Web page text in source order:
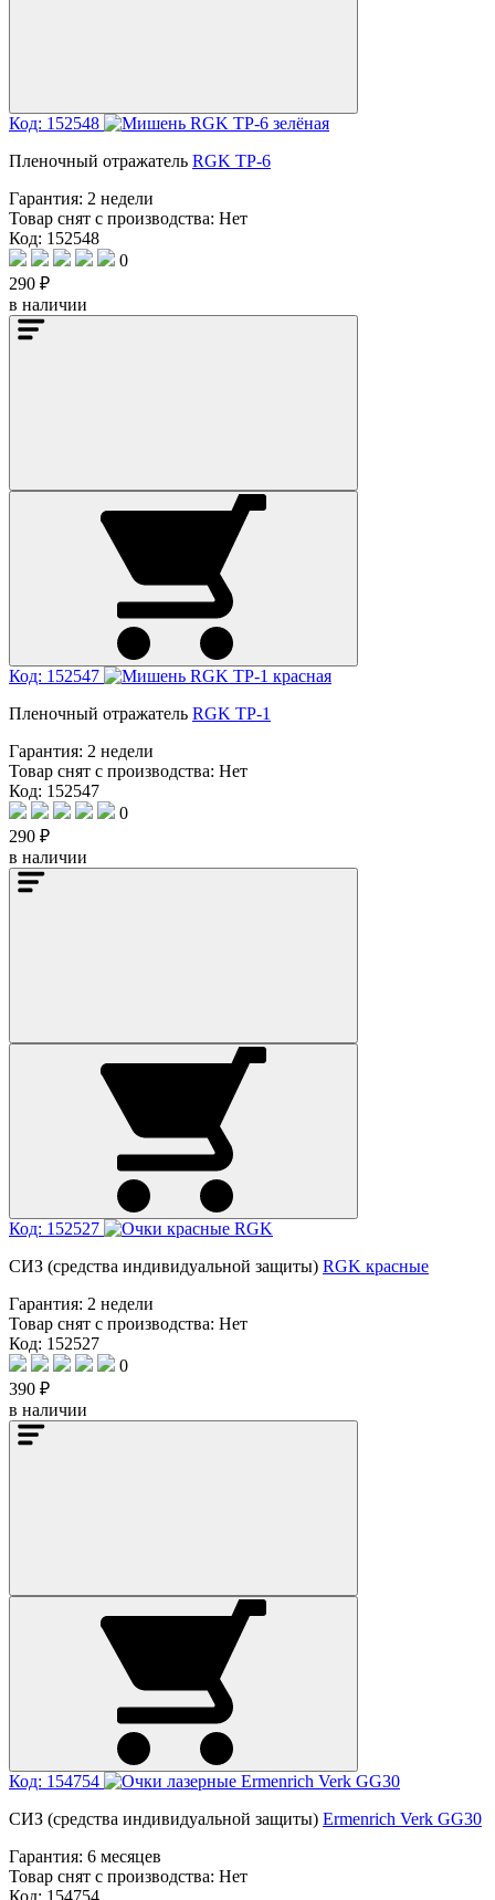
Код: 152548
Пленочный отражатель RGK TP-6
Гарантия: 2 недели
Товар снят с производства: Нет
Код: 152548
0
290 ₽
в наличии
Код: 152547
Пленочный отражатель RGK TP-1
Гарантия: 2 недели
Товар снят с производства: Нет
Код: 152547
0
290 ₽
в наличии
Код: 152527
СИЗ (средства индивидуальной защиты) RGK красные
Гарантия: 2 недели
Товар снят с производства: Нет
Код: 152527
0
390 ₽
в наличии
Код: 154754
СИЗ (средства индивидуальной защиты) Ermenrich Verk GG30
Гарантия: 6 месяцев
Товар снят с производства: Нет